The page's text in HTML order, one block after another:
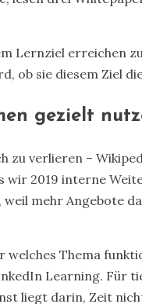
Lernziel erreichen
ob sie diesem Ziel
gezielt
zu verlieren –
wir 2019 interne
mehr Angebote
welches Thema
Learning. Für
liegt darin, Zeit